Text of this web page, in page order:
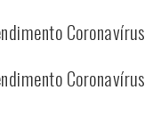
Coronavírus
Coronavírus